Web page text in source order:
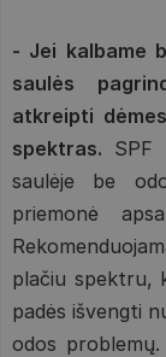
- Jei kalbame
saulės
atkreipti
spektras. SPF
saulėje be
priemonė
plačiu spektru,
padės išvengti
odos